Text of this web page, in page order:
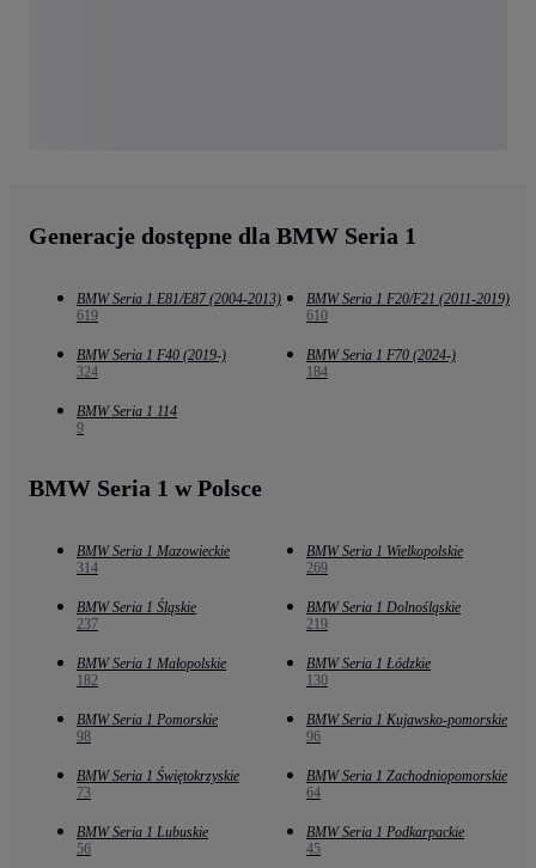
Generacje dostępne dla BMW Seria 1
BMW Seria 1 E81/E87 (2004-2013)
619
BMW Seria 1 F20/F21 (2011-2019)
610
BMW Seria 1 F40 (2019-)
324
BMW Seria 1 F70 (2024-)
184
BMW Seria 1 114
9
BMW Seria 1 w Polsce
BMW Seria 1 Mazowieckie
314
BMW Seria 1 Wielkopolskie
269
BMW Seria 1 Śląskie
237
BMW Seria 1 Dolnośląskie
219
BMW Seria 1 Małopolskie
182
BMW Seria 1 Łódzkie
130
BMW Seria 1 Pomorskie
98
BMW Seria 1 Kujawsko-pomorskie
96
BMW Seria 1 Świętokrzyskie
73
BMW Seria 1 Zachodniopomorskie
64
BMW Seria 1 Lubuskie
56
BMW Seria 1 Podkarpackie
45